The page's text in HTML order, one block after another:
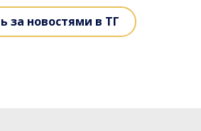
за новостями в ТГ